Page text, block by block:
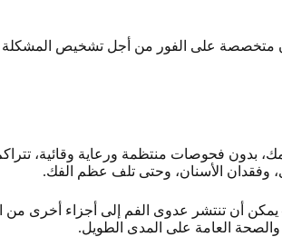
متخصصة على الفور من أجل تشخيص
فحوصات منتظمة ورعاية وقائية، تتراكم
وفقدان الأسنان، وحتى تلف عظم الفك.
يمكن أن تنتشر عدوى الفم إلى أجزاء أخرى
العامة على المدى الطويل.